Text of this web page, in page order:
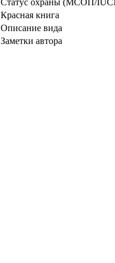
Красная книга
Описание вида
Заметки автора